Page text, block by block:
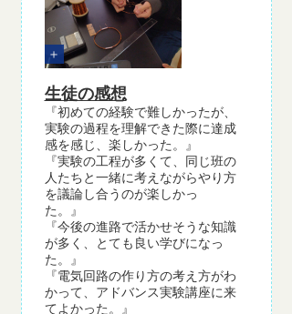
生徒の感想
『初めての経験で難しかったが、
実験の過程を理解できた際に達成
感を感じ、楽しかった​。』
『実験の工程が多くて、同じ班の
人たちと一緒に考えながらやり方
を議論し合うのが楽しかっ
た。』
『今後の進路で活かせそうな知識
が多く、とても良い学びになっ
た。』
『電気回路の作り方の考え方がわ
かって、アドバンス実験講座に来
てよかった。』